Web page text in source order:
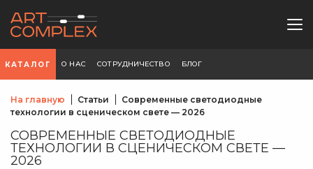
КАТАЛОГ О НАС СОТРУДНИЧЕСТВО БЛОГ
На главную Статьи
Современные светодиодные
технологии в сценическом свете — 2026
СОВРЕМЕННЫЕ СВЕТОДИОДНЫЕ
ТЕХНОЛОГИИ В СЦЕНИЧЕСКОМ СВЕТЕ —
2026